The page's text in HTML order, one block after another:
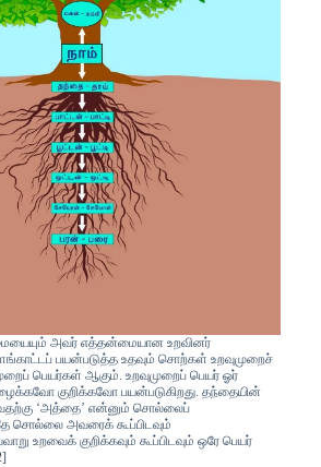
அவர் எத்தன்மையான உறவினர்
பயன்படுத்த உதவும் சொற்கள் உறவுமுறைச்
பெயர்கள் ஆகும். உறவுமுறைப் பெயர் ஓர்
குறிக்கவோ பயன்படுகிறது. தந்தையின்
‘அத்தை’ என்னும் சொல்லைப்
சொல்லை அவரைக் கூப்பிடவும்
உறவைக் குறிக்கவும் கூப்பிடவும் ஒரே பெயர்